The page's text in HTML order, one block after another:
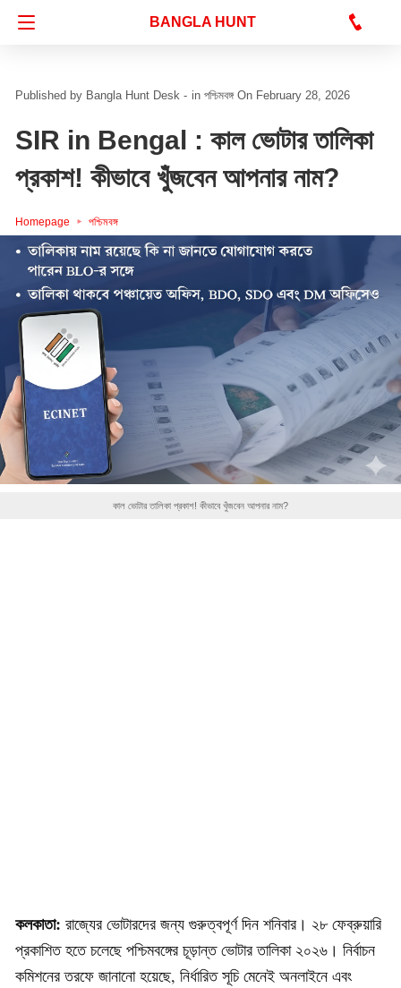
BANGLA HUNT
Bangla Hunt Desk - in পশ্চিমবঙ্গ On February 28, 2026
SIR in Bengal : কাল ভোটার তালিকা
প্রকাশ! কীভাবে খুঁজবেন আপনার নাম?
Homepage পশ্চিমবঙ্গ
কাল ভোটার তালিকা প্রকাশ! কীভাবে খুঁজবেন আপনার নাম?
কলকাতা: রাজ্যের ভোটারদের জন্য গুরুত্বপূর্ণ দিন শনিবার। ২৮ ফেব্রুয়ারি
প্রকাশিত হতে চলেছে পশ্চিমবঙ্গের চূড়ান্ত ভোটার তালিকা ২০২৬। নির্বাচন
কমিশনের তরফে জানানো হয়েছে, নির্ধারিত সূচি মেনেই অনলাইনে এবং